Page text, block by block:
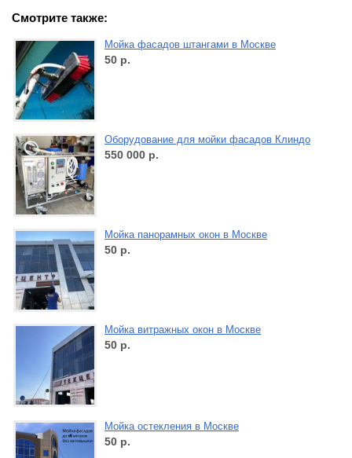
Смотрите также:
Мойка фасадов штангами в Москве
50 р.
Оборудование для мойки фасадов Клиндо
550 000 р.
Мойка панорамных окон в Москве
50 р.
Мойка витражных окон в Москве
50 р.
Мойка остекления в Москве
50 р.